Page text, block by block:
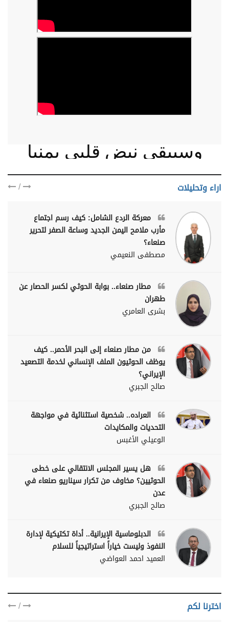
وسيبقى نبض قلبي يمنيا
اراء وتحليلات /
معركة الردع الشامل: كيف رسم اجتماع
مأرب ملامح اليمن الجديد وساعة الصفر لتحرير
صنعاء؟
مصطفى النعيمي
مطار صنعاء.. بوابة الحوثي لكسر الحصار عن
طهران
بشرى العامري
من مطار صنعاء إلى البحر الأحمر.. كيف
يوظف الحوثيون الملف الإنساني لخدمة التصعيد
الإيراني؟
صالح الجبري
العراده.. شخصية استثنائية في مواجهة
التحديات والمكايدات
الوعيلي الأغبس
هل يسير المجلس الانتقالي على خطى
الحوثيين؟ مخاوف من تكرار سيناريو صنعاء في
عدن
صالح الجبري
الدبلوماسية الإيرانية.. أداة تكتيكية لإدارة
النفوذ وليست خياراً استراتيجياً للسلام
العميد احمد العواضي
اخترنا لكم /